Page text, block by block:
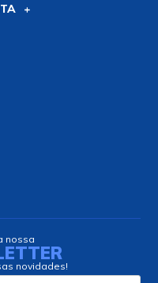
nossa
novidades!